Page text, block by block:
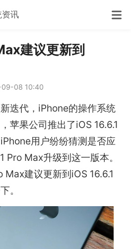
资讯
建议更新到
09-08 10:40
迭代，iPhone的操作系统
苹果公司推出了iOS 16.6.1
用户纷纷猜测是否应
Pro Max升级到这一版本。
Max建议更新到iOS 16.6.1
。